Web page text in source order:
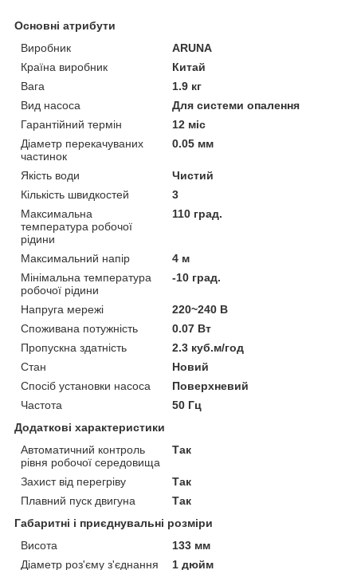
Основні атрибути
Виробник
ARUNA
Країна виробник
Китай
Вага
1.9 кг
Вид насоса
Для системи опалення
Гарантійний термін
12 міс
Діаметр перекачуваних
частинок
0.05 мм
Якість води
Чистий
Кількість швидкостей
3
Максимальна
температура робочої
рідини
110 град.
Максимальний напір
4 м
Мінімальна температура
робочої рідини
-10 град.
Напруга мережі
220~240 В
Споживана потужність
0.07 Вт
Пропускна здатність
2.3 куб.м/год
Стан
Новий
Спосіб установки насоса
Поверхневий
Частота
50 Гц
Додаткові характеристики
Автоматичний контроль
рівня робочої середовища
Так
Захист від перегріву
Так
Плавний пуск двигуна
Так
Габаритні і приєднувальні розміри
Висота
133 мм
Діаметр роз'єму з'єднання
1 дюйм